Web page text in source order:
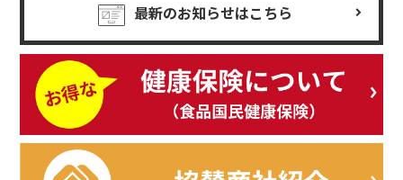
最新のお知らせはこちら